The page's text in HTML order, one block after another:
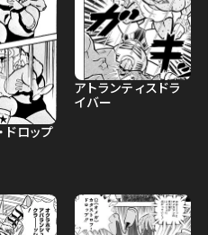
ドロップ
アトランティスドラ
イバー